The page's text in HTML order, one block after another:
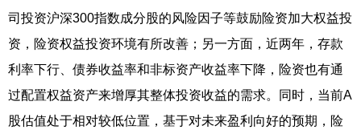
司投资沪深300指数成分股的风险因子等鼓励险资加大权益投
资，险资权益投资环境有所改善；另一方面，近两年，存款
利率下行、债券收益率和非标资产收益率下降，险资也有通
过配置权益资产来增厚其整体投资收益的需求。同时，当前A
股估值处于相对较低位置，基于对未来盈利向好的预期，险